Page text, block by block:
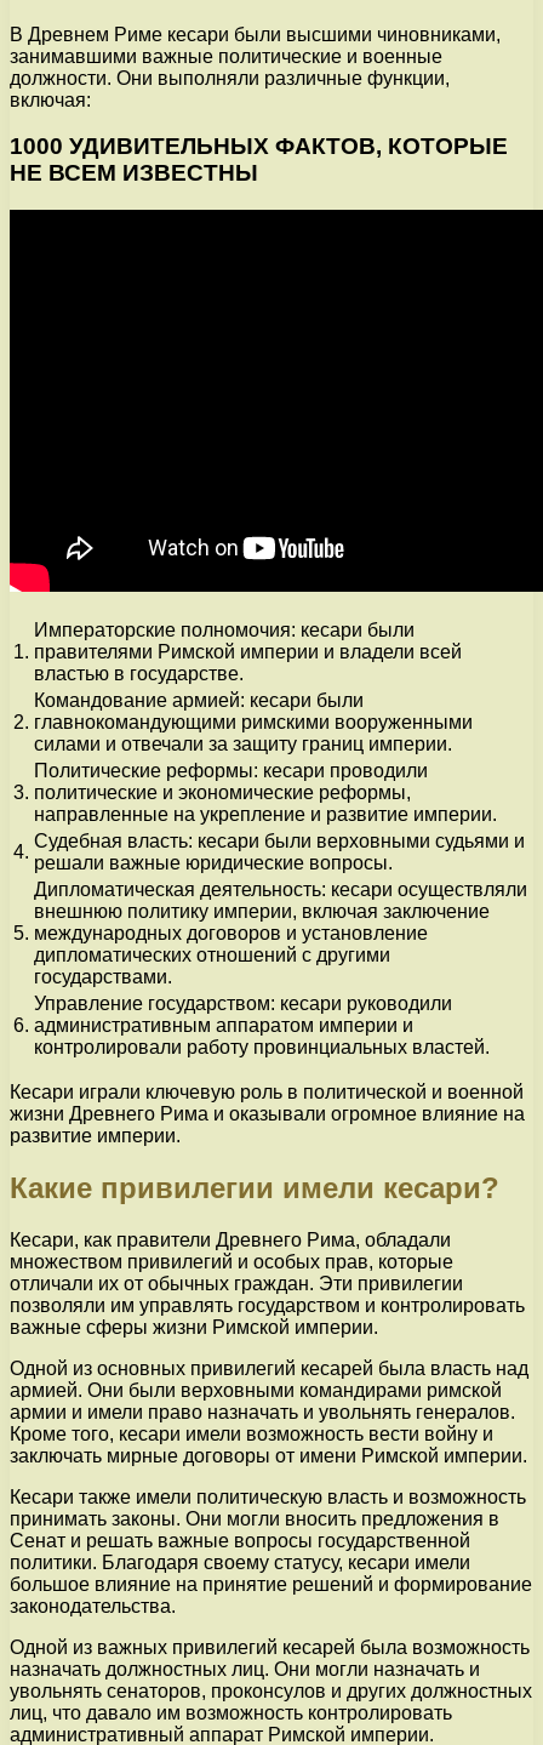
В Древнем Риме кесари были высшими чиновниками,
занимавшими важные политические и военные
должности. Они выполняли различные функции,
включая:
1000 УДИВИТЕЛЬНЫХ ФАКТОВ, КОТОРЫЕ
НЕ ВСЕМ ИЗВЕСТНЫ
1.
Императорские полномочия: кесари были
правителями Римской империи и владели всей
властью в государстве.
2.
Командование армией: кесари были
главнокомандующими римскими вооруженными
силами и отвечали за защиту границ империи.
3.
Политические реформы: кесари проводили
политические и экономические реформы,
направленные на укрепление и развитие империи.
4.
Судебная власть: кесари были верховными судьями и
решали важные юридические вопросы.
5.
Дипломатическая деятельность: кесари осуществляли
внешнюю политику империи, включая заключение
международных договоров и установление
дипломатических отношений с другими
государствами.
6.
Управление государством: кесари руководили
административным аппаратом империи и
контролировали работу провинциальных властей.
Кесари играли ключевую роль в политической и военной
жизни Древнего Рима и оказывали огромное влияние на
развитие империи.
Какие привилегии имели кесари?
Кесари, как правители Древнего Рима, обладали
множеством привилегий и особых прав, которые
отличали их от обычных граждан. Эти привилегии
позволяли им управлять государством и контролировать
важные сферы жизни Римской империи.
Одной из основных привилегий кесарей была власть над
армией. Они были верховными командирами римской
армии и имели право назначать и увольнять генералов.
Кроме того, кесари имели возможность вести войну и
заключать мирные договоры от имени Римской империи.
Кесари также имели политическую власть и возможность
принимать законы. Они могли вносить предложения в
Сенат и решать важные вопросы государственной
политики. Благодаря своему статусу, кесари имели
большое влияние на принятие решений и формирование
законодательства.
Одной из важных привилегий кесарей была возможность
назначать должностных лиц. Они могли назначать и
увольнять сенаторов, проконсулов и других должностных
лиц, что давало им возможность контролировать
административный аппарат Римской империи.